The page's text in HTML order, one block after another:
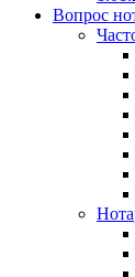
Вопрос